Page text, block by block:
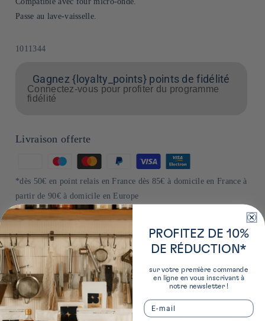
Passe au lave-vaisselle.
SKU:
1011344
Gagnez {loyalty_points} points de fidélité
Connectez-vous pour profiter du programme
fidélité
Livraison offerte
de
paiement
*dès 50€ en point relais en France dès 85€ à domicile en France à
partir de 90€ à domicile en Europe
Plus de détails sur ce produit
En savoir plus sur le producteur
PROFITEZ DE 10%
DE RÉDUCTION*
sur votre première commande
en ligne en vous inscrivant à
notre newsletter !
Email